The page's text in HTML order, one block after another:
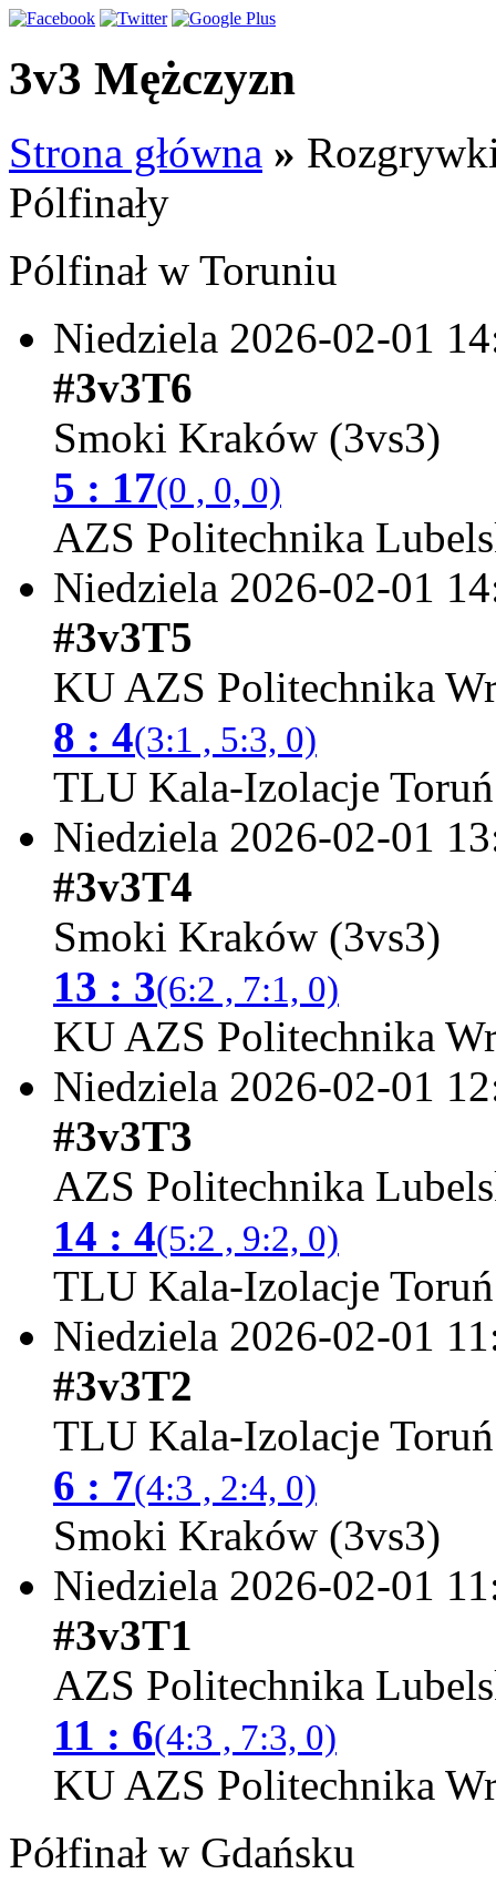
3v3 Mężczyzn
Strona główna »
Pólfinały
Pólfinał w Toruniu
Niedziela 2026-02-01
#3v3T6
Smoki Kraków (3vs3)
5 : 17(0 , 0, 0)
AZS Politechnika
Niedziela 2026-02-01
#3v3T5
KU AZS Politechnika
8 : 4(3:1 , 5:3, 0)
TLU Kala-Izolacje
Niedziela 2026-02-01
#3v3T4
Smoki Kraków (3vs3)
13 : 3(6:2 , 7:1, 0)
KU AZS Politechnika
Niedziela 2026-02-01
#3v3T3
AZS Politechnika
14 : 4(5:2 , 9:2, 0)
TLU Kala-Izolacje
Niedziela 2026-02-01
#3v3T2
TLU Kala-Izolacje
6 : 7(4:3 , 2:4, 0)
Smoki Kraków (3vs3)
Niedziela 2026-02-01
#3v3T1
AZS Politechnika
11 : 6(4:3 , 7:3, 0)
KU AZS Politechnika
Półfinał w Gdańsku